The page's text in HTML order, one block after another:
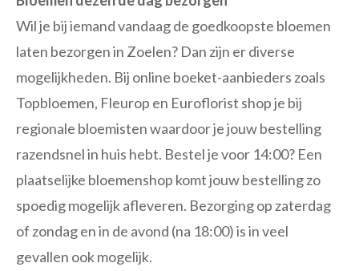
Wil je bij iemand vandaag de goedkoopste bloemen
laten bezorgen in Zoelen? Dan zijn er diverse
mogelijkheden. Bij online boeket-aanbieders zoals
Topbloemen, Fleurop en Euroflorist shop je bij
regionale bloemisten waardoor je jouw bestelling
razendsnel in huis hebt. Bestel je voor 14:00? Een
plaatselijke bloemenshop komt jouw bestelling zo
spoedig mogelijk afleveren. Bezorging op zaterdag
of zondag en in de avond (na 18:00) is in veel
gevallen ook mogelijk.